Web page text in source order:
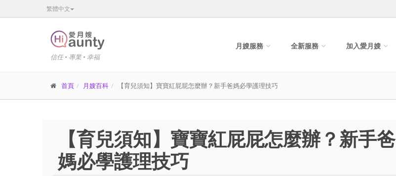
繁體中文
信任 • 專業 • 幸福
月嫂服務 全新服務 加入愛月嫂
首頁 月嫂百科 【育兒須知】寶寶紅屁屁怎麼辦？新手爸媽必學護理技巧
【育兒須知】寶寶紅屁屁怎麼辦？新手爸
媽必學護理技巧